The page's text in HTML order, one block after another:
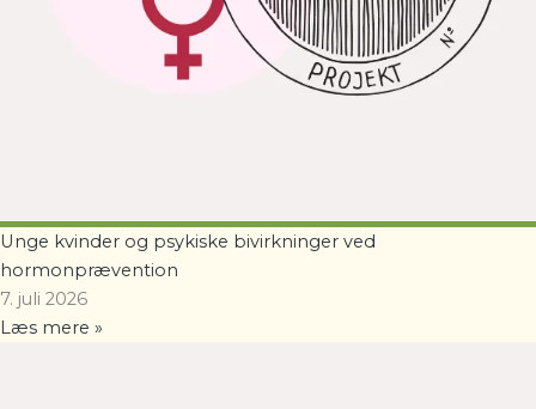
Unge kvinder og psykiske bivirkninger ved
hormonprævention
7. juli 2026
Læs mere »